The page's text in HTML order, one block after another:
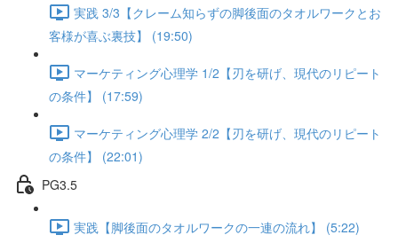
実践 3/3【クレーム知らずの脚後面のタオルワークとお
客様が喜ぶ裏技】 (19:50)
マーケティング心理学 1/2【刃を研げ、現代のリピート
の条件】 (17:59)
マーケティング心理学 2/2【刃を研げ、現代のリピート
の条件】 (22:01)
PG3.5
実践【脚後面のタオルワークの一連の流れ】 (5:22)